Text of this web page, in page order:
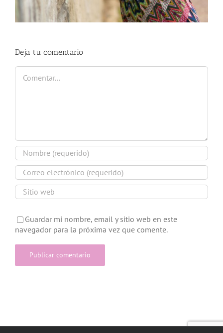
Deja tu comentario
Comentar
Guardar mi nombre, email y sitio web en este
navegador para la próxima vez que comente.